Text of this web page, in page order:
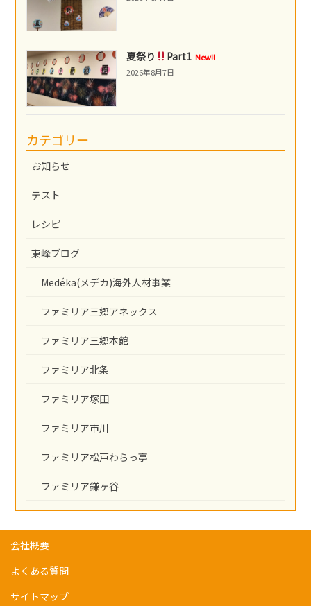
夏祭り Part1 New!!
2026年8月7日
カテゴリー
お知らせ
テスト
レシピ
東峰ブログ
Medéka(メデカ)海外人材事業
ファミリア三郷アネックス
ファミリア三郷本館
ファミリア北条
ファミリア塚田
ファミリア市川
ファミリア松戸わらっ亭
ファミリア鎌ヶ谷
会社概要
よくある質問
サイトマップ